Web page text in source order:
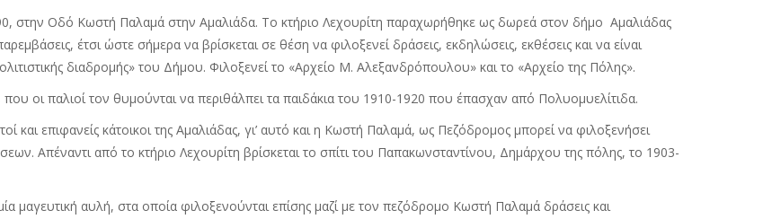
στην Οδό Κωστή Παλαμά στην Αμαλιάδα. Το κτήριο Λεχουρίτη παραχωρήθηκε ως δωρεά στον δήμο Αμαλιάδας
έτσι ώστε σήμερα να βρίσκεται σε θέση να φιλοξενεί δράσεις, εκδηλώσεις, εκθέσεις και να είναι
διαδρομής» του Δήμου. Φιλοξενεί το «Αρχείο Μ. Αλεξανδρόπουλου» και το «Αρχείο της Πόλης».
που οι παλιοί τον θυμούνται να περιθάλπει τα παιδάκια του 1910-1920 που έπασχαν από Πολυομυελίτιδα.
και επιφανείς κάτοικοι της Αμαλιάδας, γι’ αυτό και η Κωστή Παλαμά, ως Πεζόδρομος μπορεί να φιλοξενήσει
Απέναντι από το κτήριο Λεχουρίτη βρίσκεται το σπίτι του Παπακωνσταντίνου, Δημάρχου της πόλης, το 1903-
μαγευτική αυλή, στα οποία φιλοξενούνται επίσης μαζί με τον πεζόδρομο Κωστή Παλαμά δράσεις και